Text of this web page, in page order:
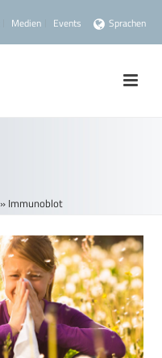
Medien Events Sprachen
» Immunoblot